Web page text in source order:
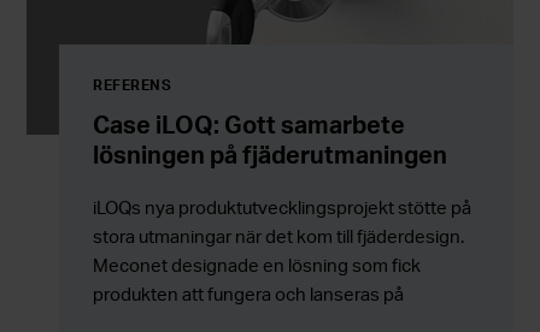
REFERENS
Case iLOQ: Gott samarbete
lösningen på fjäderutmaningen
iLOQs nya produktutvecklingsprojekt stötte på
stora utmaningar när det kom till fjäderdesign.
Meconet designade en lösning som fick
produkten att fungera och lanseras på